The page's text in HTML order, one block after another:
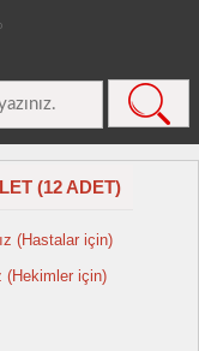
(12 ADET)
(Hastalar için)
(Hekimler için)